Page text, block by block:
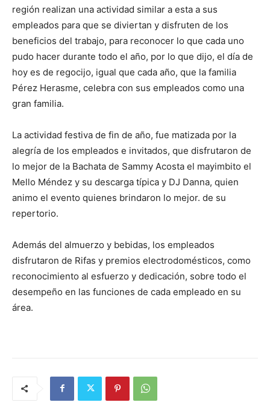
región realizan una actividad similar a esta a sus
empleados para que se diviertan y disfruten de los
beneficios del trabajo, para reconocer lo que cada uno
pudo hacer durante todo el año, por lo que dijo, el día de
hoy es de regocijo, igual que cada año, que la familia
Pérez Herasme, celebra con sus empleados como una
gran familia.
La actividad festiva de fin de año, fue matizada por la
alegría de los empleados e invitados, que disfrutaron de
lo mejor de la Bachata de Sammy Acosta el mayimbito el
Mello Méndez y su descarga típica y DJ Danna, quien
animo el evento quienes brindaron lo mejor. de su
repertorio.
Además del almuerzo y bebidas, los empleados
disfrutaron de Rifas y premios electrodomésticos, como
reconocimiento al esfuerzo y dedicación, sobre todo el
desempeño en las funciones de cada empleado en su
área.